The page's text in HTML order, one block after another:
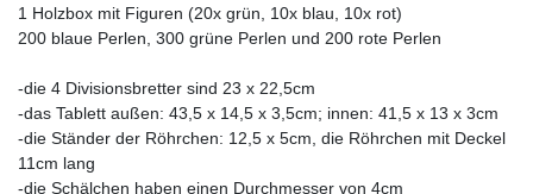
1 Holzbox mit Figuren (20x grün, 10x blau, 10x rot)
200 blaue Perlen, 300 grüne Perlen und 200 rote Perlen
-die 4 Divisionsbretter sind 23 x 22,5cm
-das Tablett außen: 43,5 x 14,5 x 3,5cm; innen: 41,5 x 13 x 3cm
-die Ständer der Röhrchen: 12,5 x 5cm, die Röhrchen mit Deckel
11cm lang
-die Schälchen haben einen Durchmesser von 4cm